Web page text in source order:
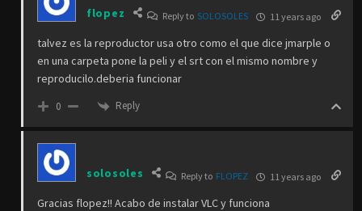
flopez Reply to SOLOSOLES 11 years ago
talvez es la reproductor usa otro como el que dice jmarple o
en una carpeta pone la peli y el srt con el mismo nombre y
reproducilo.deberia funcionar
0 Reply
solosoles Reply to FLOPEZ 11 years ago
Gracias flopez!! Acabo de instalar VLC y funciona